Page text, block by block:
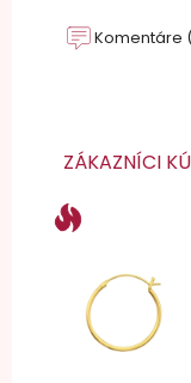
Komentáre
ZÁKAZNÍCI